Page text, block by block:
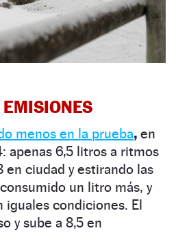
menos en la prueba, en
apenas 6,5 litros a ritmos
en ciudad y estirando las
un litro más, y
iguales condiciones. El
y sube a 8,5 en